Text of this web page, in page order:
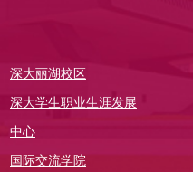
深大丽湖校区
深大学生职业生涯发展
中心
国际交流学院